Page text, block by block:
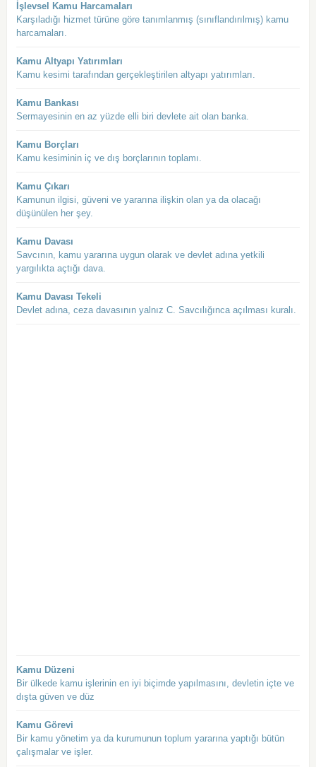
İşlevsel Kamu Harcamaları
Karşıladığı hizmet türüne göre tanımlanmış (sınıflandırılmış) kamu
harcamaları.
Kamu Altyapı Yatırımları
Kamu kesimi tarafından gerçekleştirilen altyapı yatırımları.
Kamu Bankası
Sermayesinin en az yüzde elli biri devlete ait olan banka.
Kamu Borçları
Kamu kesiminin iç ve dış borçlarının toplamı.
Kamu Çıkarı
Kamunun ilgisi, güveni ve yararına ilişkin olan ya da olacağı
düşünülen her şey.
Kamu Davası
Savcının, kamu yararına uygun olarak ve devlet adına yetkili
yargılıkta açtığı dava.
Kamu Davası Tekeli
Devlet adına, ceza davasının yalnız C. Savcılığınca açılması kuralı.
Kamu Düzeni
Bir ülkede kamu işlerinin en iyi biçimde yapılmasını, devletin içte ve
dışta güven ve düz
Kamu Görevi
Bir kamu yönetim ya da kurumunun toplum yararına yaptığı bütün
çalışmalar ve işler.